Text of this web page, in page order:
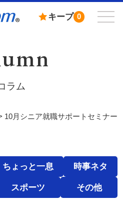
キープ 0
ラム
10月シニア就職サポートセミナー
ちょっと一息 時事ネタ
スポーツ その他